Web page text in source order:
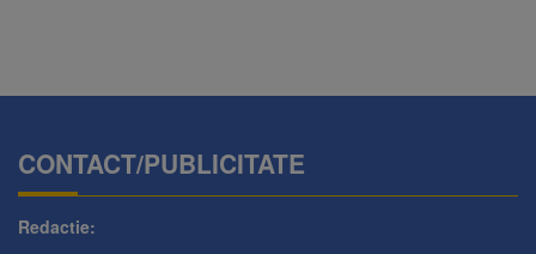
CONTACT/PUBLICITATE
Redactie: